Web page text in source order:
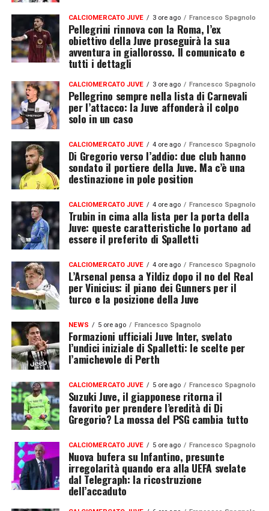
CALCIOMERCATO JUVE 3 ore ago Francesco Spagnolo
Pellegrini rinnova con la Roma, l’ex
obiettivo della Juve proseguirà la sua
avventura in giallorosso. Il comunicato e
tutti i dettagli
CALCIOMERCATO JUVE 3 ore ago Francesco Spagnolo
Pellegrino sempre nella lista di Carnevali
per l’attacco: la Juve affonderà il colpo
solo in un caso
CALCIOMERCATO JUVE 4 ore ago Francesco Spagnolo
Di Gregorio verso l’addio: due club hanno
sondato il portiere della Juve. Ma c’è una
destinazione in pole position
CALCIOMERCATO JUVE 4 ore ago Francesco Spagnolo
Trubin in cima alla lista per la porta della
Juve: queste caratteristiche lo portano ad
essere il preferito di Spalletti
CALCIOMERCATO JUVE 4 ore ago Francesco Spagnolo
L’Arsenal pensa a Yildiz dopo il no del Real
per Vinicius: il piano dei Gunners per il
turco e la posizione della Juve
NEWS 5 ore ago Francesco Spagnolo
Formazioni ufficiali Juve Inter, svelato
l’undici iniziale di Spalletti: le scelte per
l’amichevole di Perth
CALCIOMERCATO JUVE 5 ore ago Francesco Spagnolo
Suzuki Juve, il giapponese ritorna il
favorito per prendere l’eredità di Di
Gregorio? La mossa del PSG cambia tutto
CALCIOMERCATO JUVE 5 ore ago Francesco Spagnolo
Nuova bufera su Infantino, presunte
irregolarità quando era alla UEFA svelate
dal Telegraph: la ricostruzione
dell’accaduto